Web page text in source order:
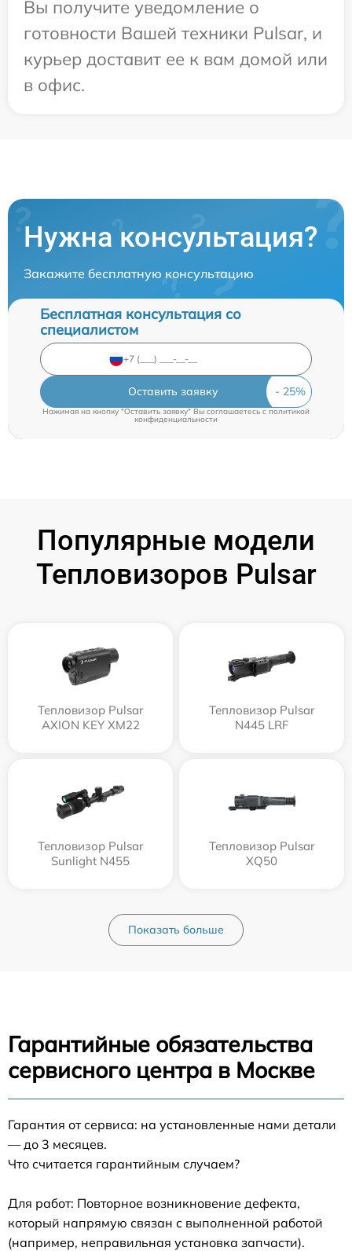
Вы получите уведомление о
готовности Вашей техники Pulsar, и
курьер доставит ее к вам домой или
в офис.
Нужна консультация?
Закажите бесплатную консультацию
Бесплатная консультация со
специалистом
Оставить заявку
Нажимая на кнопку "Оставить заявку" Вы соглашаетесь cполитикой
конфиденциальности
Популярные модели
Тепловизоров Pulsar
Тепловизор Pulsar
AXION KEY XM22
Тепловизор Pulsar
N445 LRF
Тепловизор Pulsar
Sunlight N455
Тепловизор Pulsar
XQ50
Показать больше
Гарантийные обязательства
сервисного центра в Москве
Гарантия от сервиса: на установленные нами детали
— до 3 месяцев.
Что считается гарантийным случаем?
Для работ: Повторное возникновение дефекта,
который напрямую связан с выполненной работой
(например, неправильная установка запчасти).